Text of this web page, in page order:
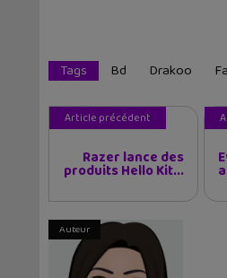
Tags Bd Drakoo
Article précédent
Razer lance des
produits Hello Kit...
Auteur